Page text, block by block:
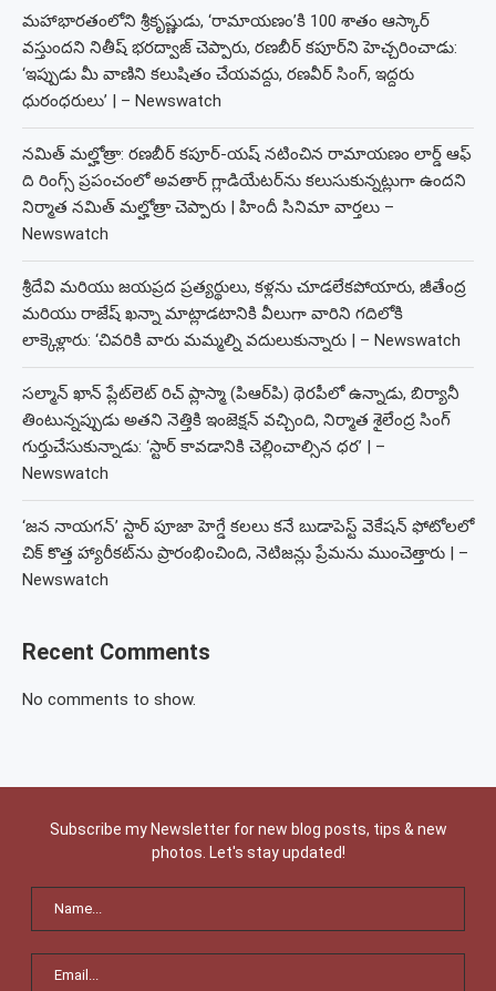
మహాభారతంలోని శ్రీకృష్ణుడు, ‘రామాయణం’కి 100 శాతం ఆస్కార్
వస్తుందని నితీష్ భరద్వాజ్ చెప్పారు, రణబీర్ కపూర్‌ని హెచ్చరించాడు:
‘ఇప్పుడు మీ వాణిని కలుషితం చేయవద్దు, రణవీర్ సింగ్, ఇద్దరు
ధురంధరులు’ | – Newswatch
నమిత్ మల్హోత్రా: రణబీర్ కపూర్-యష్ నటించిన రామాయణం లార్డ్ ఆఫ్
ది రింగ్స్ ప్రపంచంలో అవతార్ గ్లాడియేటర్‌ను కలుసుకున్నట్లుగా ఉందని
నిర్మాత నమిత్ మల్హోత్రా చెప్పారు | హిందీ సినిమా వార్తలు –
Newswatch
శ్రీదేవి మరియు జయప్రద ప్రత్యర్థులు, కళ్లను చూడలేకపోయారు, జీతేంద్ర
మరియు రాజేష్ ఖన్నా మాట్లాడటానికి వీలుగా వారిని గదిలోకి
లాక్కెళ్లారు: ‘చివరికి వారు మమ్మల్ని వదులుకున్నారు | – Newswatch
సల్మాన్ ఖాన్ ప్లేట్‌లెట్ రిచ్ ప్లాస్మా (పిఆర్‌పి) థెరపీలో ఉన్నాడు, బిర్యానీ
తింటున్నప్పుడు అతని నెత్తికి ఇంజెక్షన్ వచ్చింది, నిర్మాత శైలేంద్ర సింగ్
గుర్తుచేసుకున్నాడు: ‘స్టార్ కావడానికి చెల్లించాల్సిన ధర’ | –
Newswatch
‘జన నాయగన్’ స్టార్ పూజా హెగ్డే కలలు కనే బుడాపెస్ట్ వెకేషన్ ఫోటోలలో
చిక్ కొత్త హ్యారీకట్‌ను ప్రారంభించింది, నెటిజన్లు ప్రేమను ముంచెత్తారు | –
Newswatch
Recent Comments
No comments to show.
Subscribe my Newsletter for new blog posts, tips & new
photos. Let's stay updated!